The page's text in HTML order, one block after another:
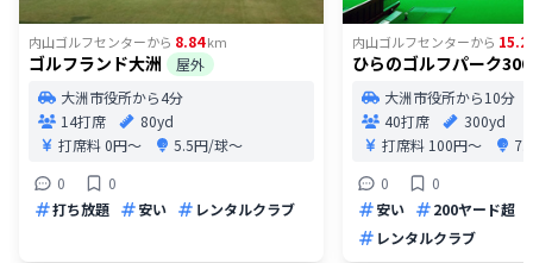
内山ゴルフセンターから 8.84km
ゴルフランド大洲
屋外
大洲市役所から4分
14打席
80yd
打席料0円〜
5.5円/球〜
0
0
打ち放題
安い レンタルクラブ
内山ゴルフセンターから
ひらのゴルフパーク300
大洲市役所から10分
40打席
300yd
打席料 100円〜
0
0
安い
200ヤード超
レンタルクラブ